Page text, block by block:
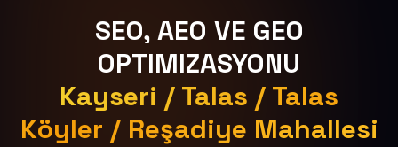
SEO, AEO VE GEO
OPTIMIZASYONU
Kayseri / Talas / Talas
Köyler / Reşadiye Mahallesi